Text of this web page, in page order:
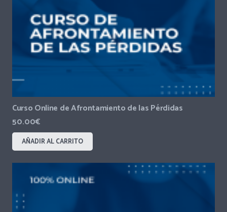
Curso Online de Afrontamiento de las Pérdidas
50.00€
AÑADIR AL CARRITO